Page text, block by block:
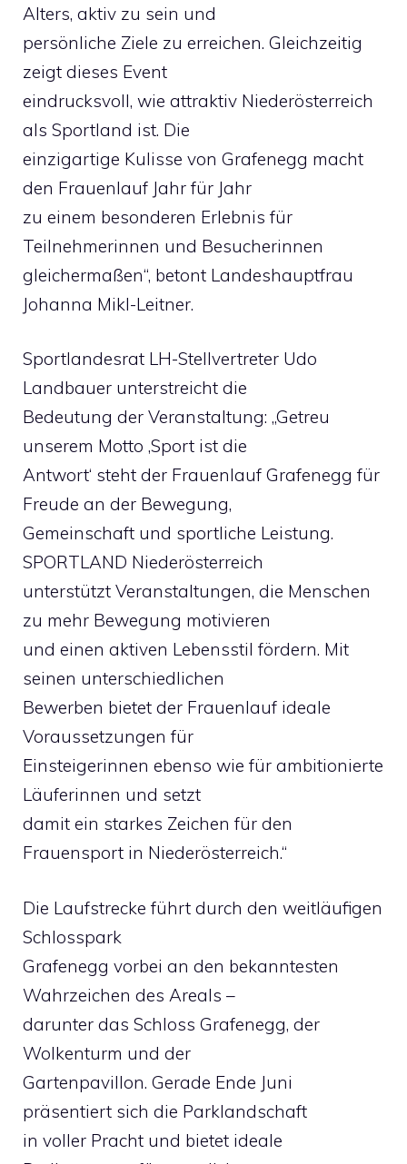
Alters, aktiv zu sein und
persönliche Ziele zu erreichen. Gleichzeitig
zeigt dieses Event
eindrucksvoll, wie attraktiv Niederösterreich
als Sportland ist. Die
einzigartige Kulisse von Grafenegg macht
den Frauenlauf Jahr für Jahr
zu einem besonderen Erlebnis für
Teilnehmerinnen und Besucherinnen
gleichermaßen“, betont Landeshauptfrau
Johanna Mikl-Leitner.
Sportlandesrat LH-Stellvertreter Udo
Landbauer unterstreicht die
Bedeutung der Veranstaltung: „Getreu
unserem Motto ,Sport ist die
Antwort‘ steht der Frauenlauf Grafenegg für
Freude an der Bewegung,
Gemeinschaft und sportliche Leistung.
SPORTLAND Niederösterreich
unterstützt Veranstaltungen, die Menschen
zu mehr Bewegung motivieren
und einen aktiven Lebensstil fördern. Mit
seinen unterschiedlichen
Bewerben bietet der Frauenlauf ideale
Voraussetzungen für
Einsteigerinnen ebenso wie für ambitionierte
Läuferinnen und setzt
damit ein starkes Zeichen für den
Frauensport in Niederösterreich.“
Die Laufstrecke führt durch den weitläufigen
Schlosspark
Grafenegg vorbei an den bekanntesten
Wahrzeichen des Areals –
darunter das Schloss Grafenegg, der
Wolkenturm und der
Gartenpavillon. Gerade Ende Juni
präsentiert sich die Parklandschaft
in voller Pracht und bietet ideale